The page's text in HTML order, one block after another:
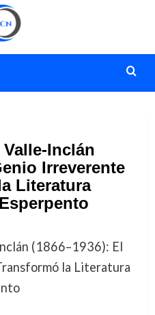
Inclán
Irreverente
Literatura
(1866–1936): El
la Literatura